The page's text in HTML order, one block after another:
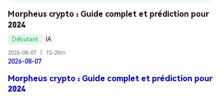
Morpheus crypto : Guide complet et prédiction pour
2024
Débutant
IA
2026-08-07
15-20m
2026-08-07
Morpheus crypto : Guide complet et prédiction pour
2024